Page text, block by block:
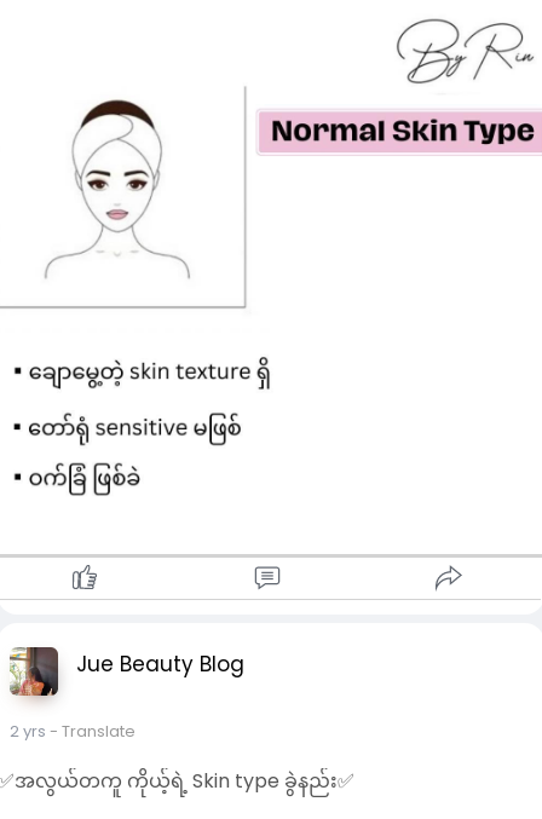
Jue Beauty Blog
2 yrs - Translate
အလွယ်တကူ ကိုယ့်ရဲ့ Skin type ခွဲနည်း✅